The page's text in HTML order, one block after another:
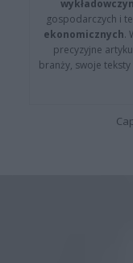
gospodarczych i
ekonomicznych.
precyzyjne
branży, swoje